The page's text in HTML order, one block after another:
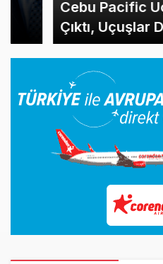
Cebu Pacific Uçağı
Çıktı, Uçuşlar Durdu